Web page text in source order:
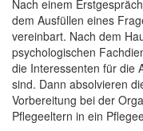
Nach einem
dem Ausfüllen eines
vereinbart. Nach dem
psychologischen
die Interessenten für die
sind. Dann absolvieren
Vorbereitung bei der
Pflegeeltern in ein